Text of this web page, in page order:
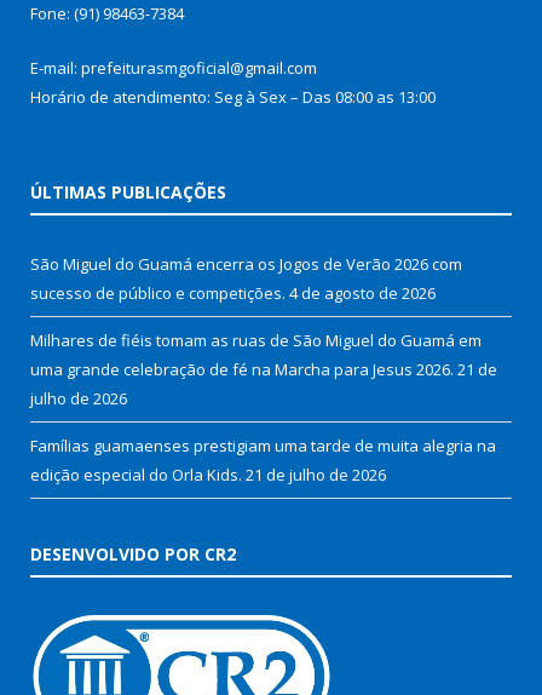
Fone: (91) 98463-7384
E-mail: prefeiturasmgoficial@gmail.com
Horário de atendimento: Seg à Sex – Das 08:00 as 13:00
ÚLTIMAS PUBLICAÇÕES
São Miguel do Guamá encerra os Jogos de Verão 2026 com
sucesso de público e competições. 4 de agosto de 2026
Milhares de fiéis tomam as ruas de São Miguel do Guamá em
uma grande celebração de fé na Marcha para Jesus 2026. 21 de
julho de 2026
Famílias guamaenses prestigiam uma tarde de muita alegria na
edição especial do Orla Kids. 21 de julho de 2026
DESENVOLVIDO POR CR2